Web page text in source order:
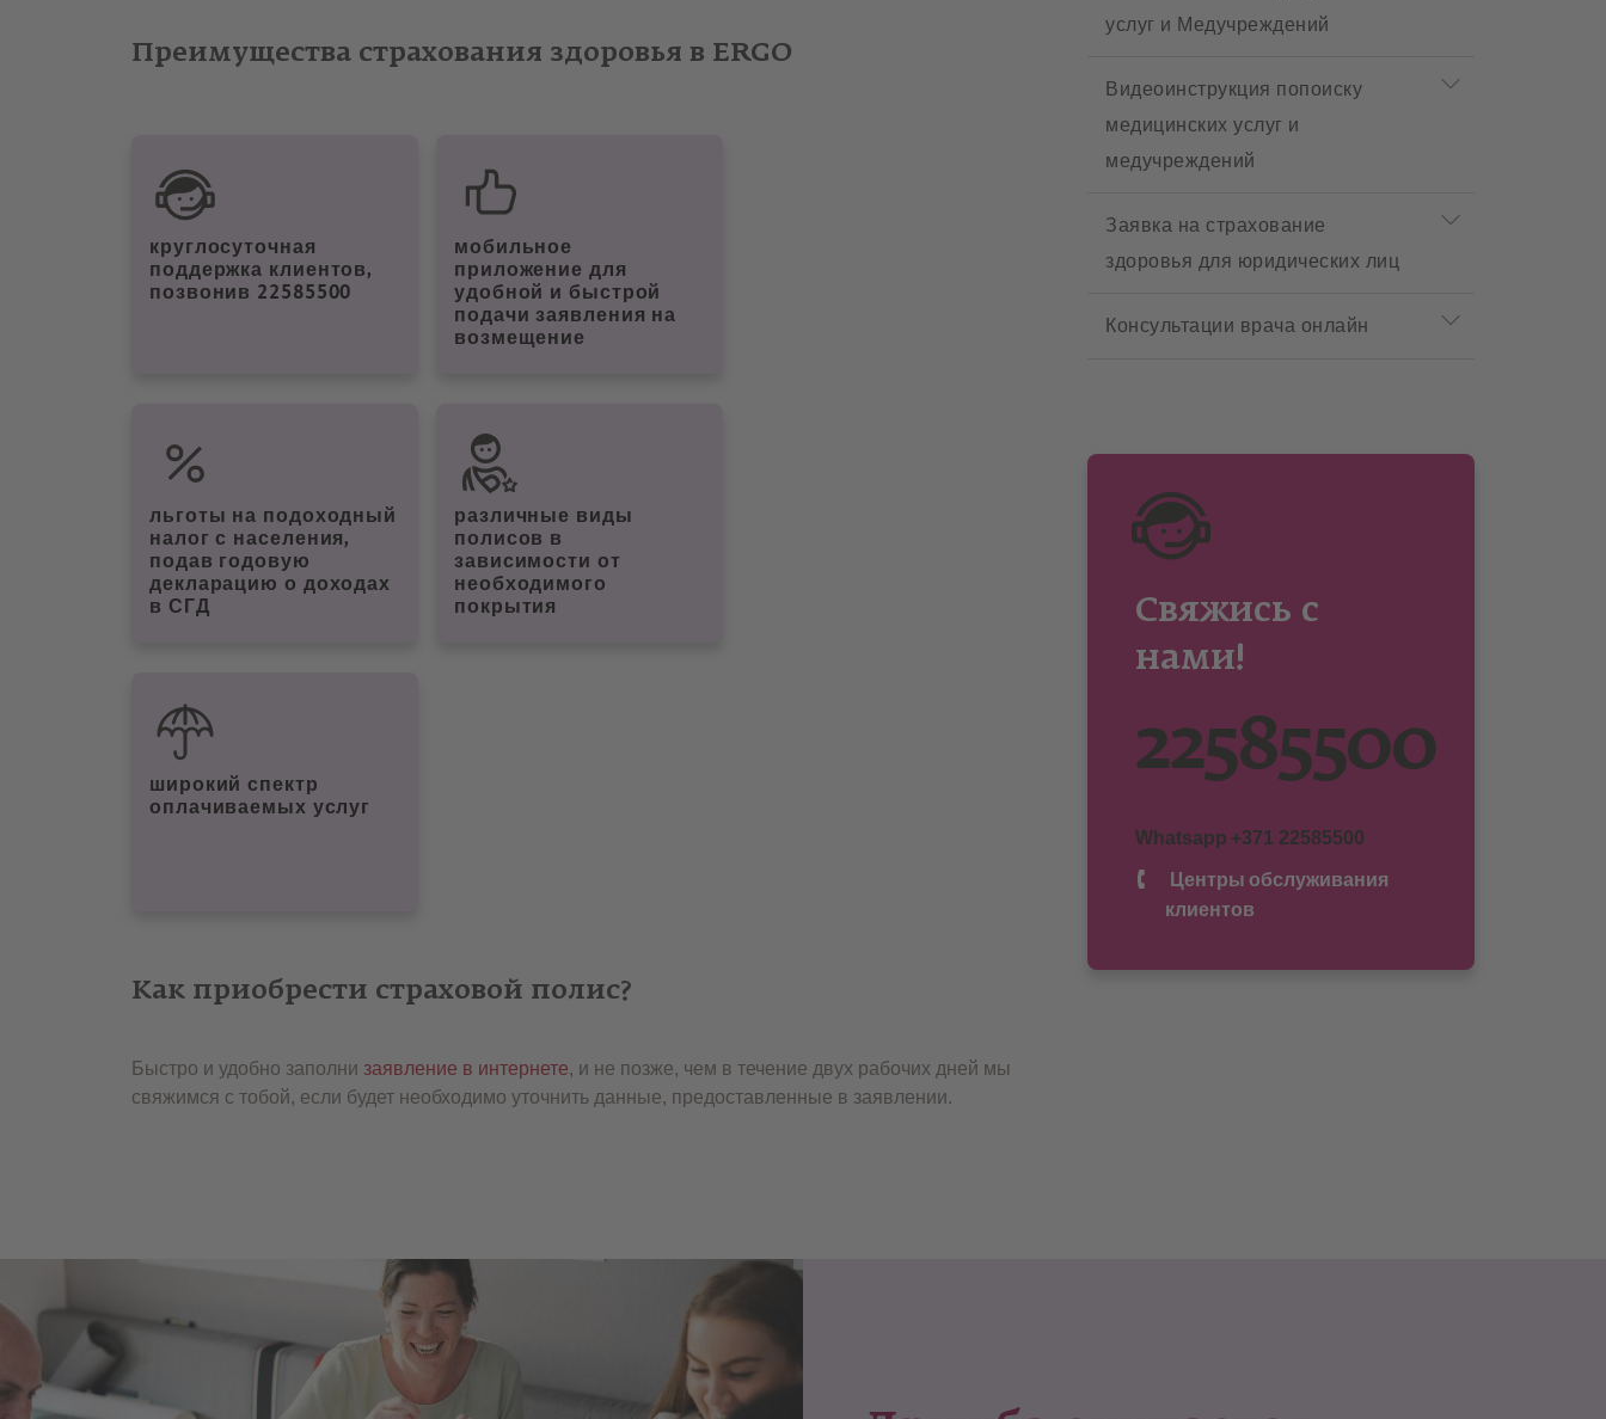
Преимущества страхования здоровья в ERGO
круглосуточная
поддержка клиентов,
позвонив 22585500
мобильное
приложение для
удобной и быстрой
подачи заявления на
возмещение
льготы на подоходный
налог с населения,
подав годовую
декларацию о доходах
в СГД
различные виды
полисов в
зависимости от
необходимого
покрытия
широкий спектр
оплачиваемых услуг
Как приобрести страховой полис?
Быстро и удобно заполни заявление в интернете, и не позже, чем в течение двух рабочих дней мы
свяжимся с тобой, если будет необходимо уточнить данные, предоставленные в заявлении.
услуг и Медучреждений
Видеоинструкция попоиску
медицинских услуг и
медучреждений
Заявка на страхование
здоровья для юридических лиц
Консультации врача онлайн
Свяжись с
нами!
22585500
Whatsapp +371 22585500
Центры обслуживания
клиентов